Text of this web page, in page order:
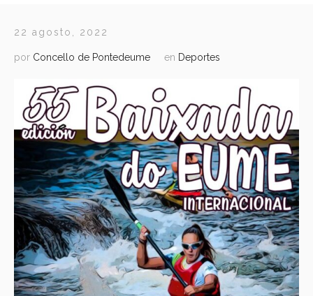
22 agosto, 2022
por Concello de Pontedeume en Deportes